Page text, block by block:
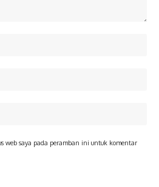
web saya pada peramban ini untuk komentar